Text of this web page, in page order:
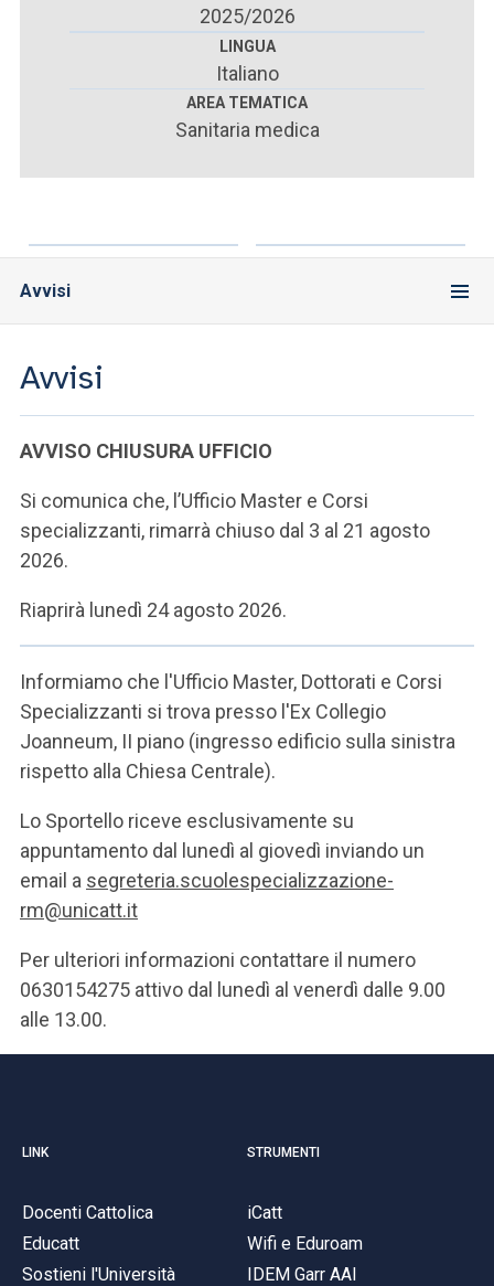
ACCEDI A CLOUDMAIL
2025/2026
LINGUA
Italiano
AREA TEMATICA
Sanitaria medica
Avvisi
Avvisi
AVVISO CHIUSURA UFFICIO
Si comunica che, l’Ufficio Master e Corsi
specializzanti, rimarrà chiuso dal 3 al 21 agosto
2026.
Riaprirà lunedì 24 agosto 2026.
Informiamo che l'Ufficio Master, Dottorati e Corsi
Specializzanti si trova presso l'Ex Collegio
Joanneum, II piano (ingresso edificio sulla sinistra
rispetto alla Chiesa Centrale).
Lo Sportello riceve esclusivamente su
appuntamento dal lunedì al giovedì inviando un
email a segreteria.scuolespecializzazione-
rm@unicatt.it
Per ulteriori informazioni contattare il numero
0630154275 attivo dal lunedì al venerdì dalle 9.00
alle 13.00.
LINK
Docenti Cattolica
Educatt
Sostieni l'Università
STRUMENTI
iCatt
Wifi e Eduroam
IDEM Garr AAI